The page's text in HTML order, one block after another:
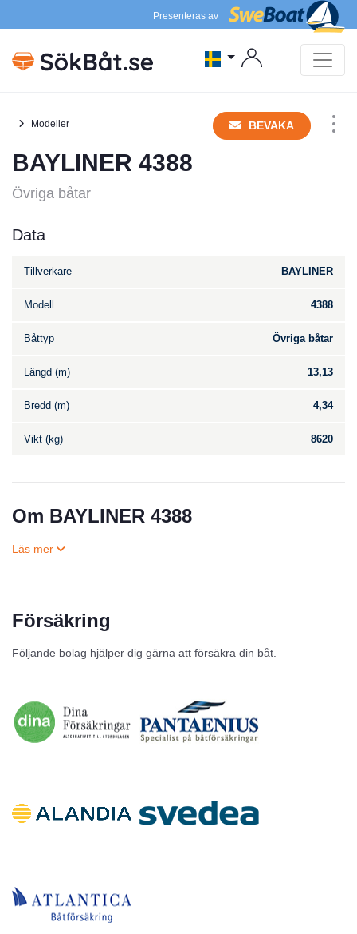
Presenteras av
Modeller BEVAKA
BAYLINER 4388
Övriga båtar
Data
Tillverkare BAYLINER
Modell 4388
Båttyp Övriga båtar
Längd (m) 13,13
Bredd (m) 4,34
Vikt (kg) 8620
Om BAYLINER 4388
Försäkring
Följande bolag hjälper dig gärna att försäkra din båt.